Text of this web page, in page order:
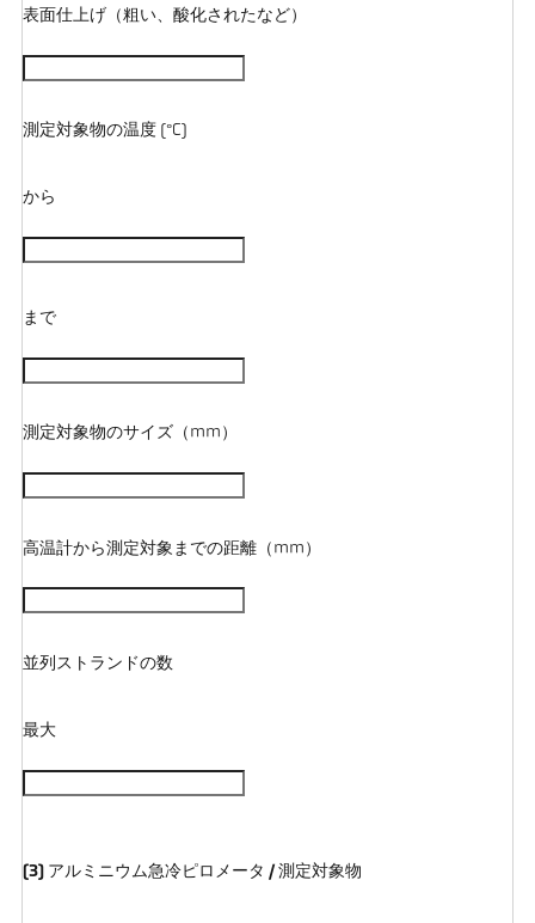
表面仕上げ（粗い、酸化されたなど）
測定対象物の温度 (°C)
から
まで
測定対象物のサイズ（mm）
高温計から測定対象までの距離（mm）
並列ストランドの数
最大
(3) アルミニウム急冷ピロメータ / 測定対象物